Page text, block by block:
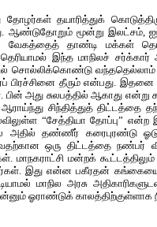
தயாரித்துக்
ஆண்டுதோறும் மூன்று இலட்சம்,
வேகத்தைத் தாண்டி மக்கள்
இந்த மாநிலச்
சொல்லிக்கொண்டு வந்ததெல்லாம்
தீரும் என்பது. இதனை
அது சுலபத்தில் ஆகாது
சிந்தித்துத் திட்டத்தை
“சேத்தியா தோப்பு”
அதில் தண்ணீர்
ஒரு திட்டத்தை நண்பர்
மாநகராட்சி மன்றக்
இது என்ன பகீரதன்
மாநில அரசு
ஓராண்டுக் காலத்திற்குள்ளாக